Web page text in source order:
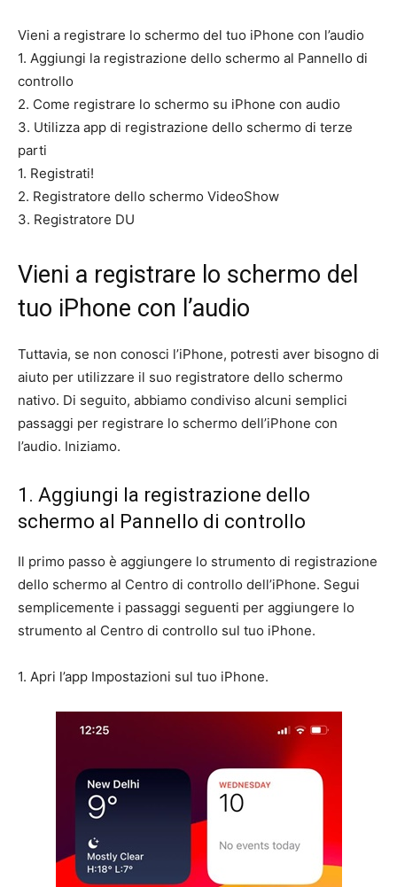
Vieni a registrare lo schermo del tuo iPhone con l’audio
1. Aggiungi la registrazione dello schermo al Pannello di
controllo
2. Come registrare lo schermo su iPhone con audio
3. Utilizza app di registrazione dello schermo di terze
parti
1. Registrati!
2. Registratore dello schermo VideoShow
3. Registratore DU
Vieni a registrare lo schermo del
tuo iPhone con l’audio
Tuttavia, se non conosci l’iPhone, potresti aver bisogno di
aiuto per utilizzare il suo registratore dello schermo
nativo. Di seguito, abbiamo condiviso alcuni semplici
passaggi per registrare lo schermo dell’iPhone con
l’audio. Iniziamo.
1. Aggiungi la registrazione dello
schermo al Pannello di controllo
Il primo passo è aggiungere lo strumento di registrazione
dello schermo al Centro di controllo dell’iPhone. Segui
semplicemente i passaggi seguenti per aggiungere lo
strumento al Centro di controllo sul tuo iPhone.
1. Apri l’app Impostazioni sul tuo iPhone.